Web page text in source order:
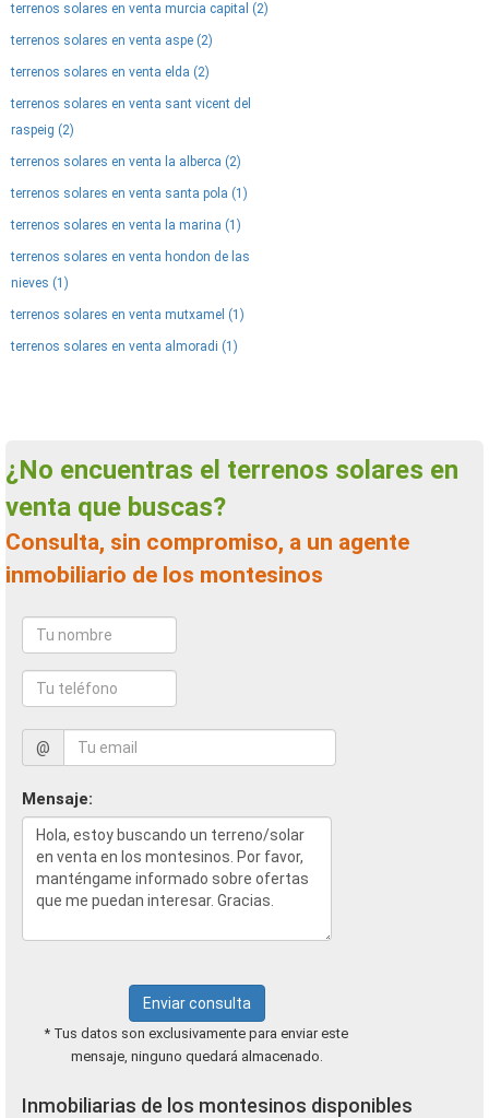
terrenos solares en venta murcia capital (2)
terrenos solares en venta aspe (2)
terrenos solares en venta elda (2)
terrenos solares en venta sant vicent del
raspeig (2)
terrenos solares en venta la alberca (2)
terrenos solares en venta santa pola (1)
terrenos solares en venta la marina (1)
terrenos solares en venta hondon de las
nieves (1)
terrenos solares en venta mutxamel (1)
terrenos solares en venta almoradi (1)
¿No encuentras el terrenos solares en
venta que buscas?
Consulta, sin compromiso, a un agente
inmobiliario de los montesinos
@
Mensaje:
Enviar consulta
* Tus datos son exclusivamente para enviar este
mensaje, ninguno quedará almacenado.
Inmobiliarias de los montesinos disponibles